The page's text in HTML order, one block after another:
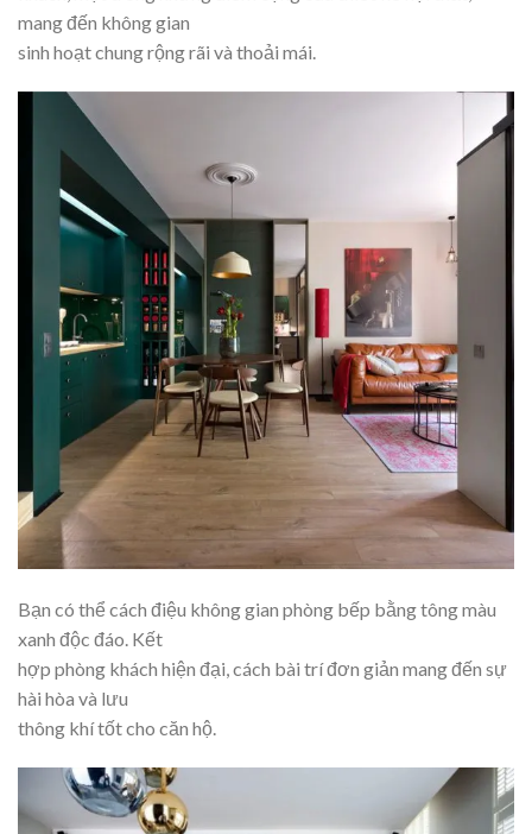
mang đến không gian
sinh hoạt chung rộng rãi và thoải mái.
Bạn có thể cách điệu không gian phòng bếp bằng tông màu
xanh độc đáo. Kết
hợp phòng khách hiện đại, cách bài trí đơn giản mang đến sự
hài hòa và lưu
thông khí tốt cho căn hộ.